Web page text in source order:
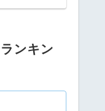
ンキン